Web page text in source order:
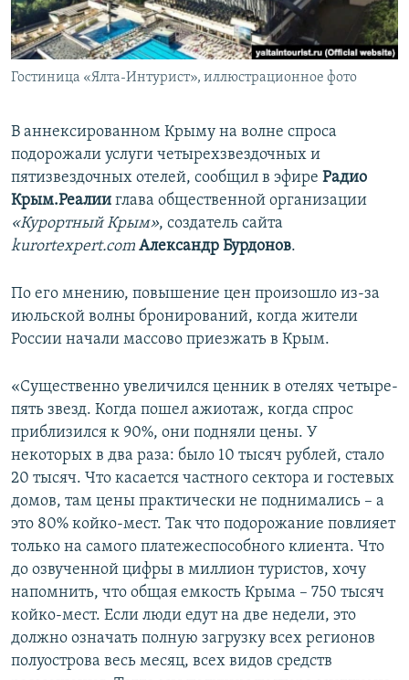
ПОБЕДИТЕЛЕЙ НЕ СУДЯТ?
КРЫМ.НЕПОКОРЕННЫЙ
ELIFBE
ПРИСОЕДИНЯЙТЕСЬ!
Все сайты RFE/RL
Гостиница «Ялта-Интурист», иллюстрационное фото
В аннексированном Крыму на волне спроса
подорожали услуги четырехзвездочных и
пятизвездочных отелей, сообщил в эфире Радио
Крым.Реалии глава общественной организации
«Курортный Крым», создатель сайта
kurortexpert.com Александр Бурдонов.
По его мнению, повышение цен произошло из-за
июльской волны бронирований, когда жители
России начали массово приезжать в Крым.
«Существенно увеличился ценник в отелях четыре-
пять звезд. Когда пошел ажиотаж, когда спрос
приблизился к 90%, они подняли цены. У
некоторых в два раза: было 10 тысяч рублей, стало
20 тысяч. Что касается частного сектора и гостевых
домов, там цены практически не поднимались – а
это 80% койко-мест. Так что подорожание повлияет
только на самого платежеспособного клиента. Что
до озвученной цифры в миллион туристов, хочу
напомнить, что общая емкость Крыма – 750 тысяч
койко-мест. Если люди едут на две недели, это
должно означать полную загрузку всех регионов
полуострова весь месяц, всех видов средств